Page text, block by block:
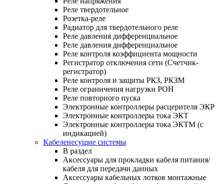
Реле твердотельное
Розетка-реле
Радиатор для твердотельного реле
Реле давления дифференциальное
Реле давления дифференциальное
Реле контроля коэффициента мощности
Регистратор отключения сети (Счетчик-
регистратор)
Реле контроля и защиты РКЗ, РКЗМ
Реле ограничения нагрузки РОН
Реле повторного пуска
Электронные контроллеры расцерителя ЭКР
Электронные контроллеры тока ЭКТ
Электронные контроллеры тока ЭКТМ (с
индикацией)
Кабеленесущие системы
В раздел
Аксессуары для прокладки кабеля питания/
кабеля для передачи данных
Аксессуары кабельных лотков монтажные